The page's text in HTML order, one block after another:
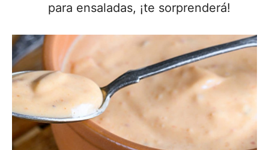
para ensaladas, ¡te sorprenderá!